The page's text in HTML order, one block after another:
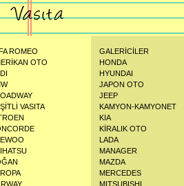
ROMEO
OTO
VASITA
GALERİCİLER
HONDA
HYUNDAI
JAPON OTO
JEEP
KAMYON-KAMYONET
KIA
KİRALIK OTO
LADA
MANAGER
MAZDA
MERCEDES
MITSUBISHI